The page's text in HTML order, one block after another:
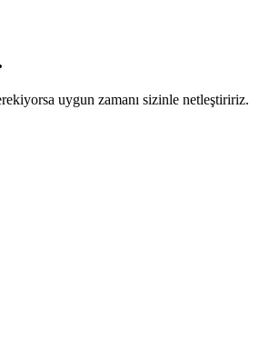
uygun zamanı sizinle netleştiririz.